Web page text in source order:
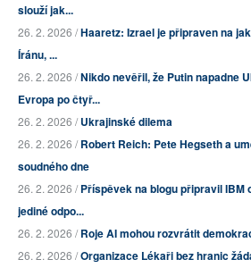
slouží jak...
26. 2. 2026 /Haaretz: Izrael je připraven na
Íránu, ...
26. 2. 2026 /Nikdo nevěřil, že Putin napadne
Evropa po čtyř...
26. 2. 2026 /Ukrajinské dilema
26. 2. 2026 /Robert Reich: Pete Hegseth a
soudného dne
26. 2. 2026 /Příspěvek na blogu připravil IBM
jediné odpo...
26. 2. 2026 /Roje AI mohou rozvrátit
26. 2. 2026 /Organizace Lékaři bez hranic